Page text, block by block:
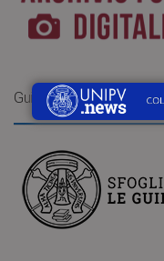
Guide dell’Università di